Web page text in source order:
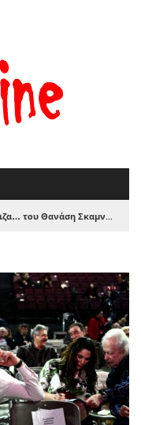
του Θανάση Σκαμνάκη